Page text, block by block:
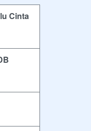
Cinta